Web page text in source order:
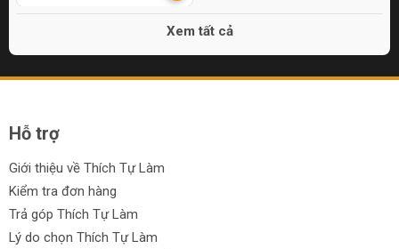
Xem tất cả
Hỗ trợ
Giới thiệu về Thích Tự Làm
Kiểm tra đơn hàng
Trả góp Thích Tự Làm
Lý do chọn Thích Tự Làm